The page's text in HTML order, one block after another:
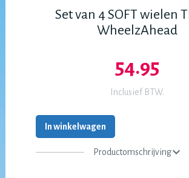
Set van 4 SOFT wielen
WheelzAhead
54.95
Inclusief BTW.
In winkelwagen
Productomschrijving